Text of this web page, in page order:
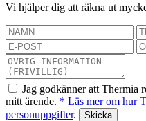
Vi hjälper dig att räkna ut
Jag godkänner att Thermia
mitt ärende. * Läs mer om hur
personuppgifter.